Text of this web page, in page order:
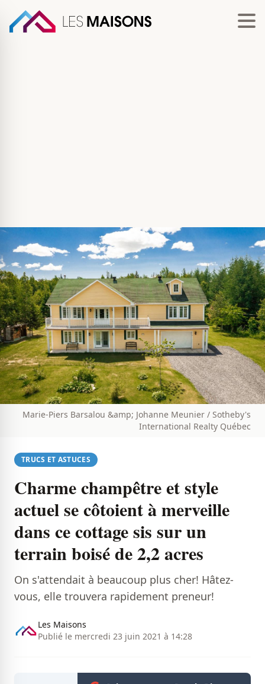
Marie-Piers Barsalou &amp; Johanne Meunier / Sotheby's
International Realty Québec
TRUCS ET ASTUCES
Charme champêtre et style
actuel se côtoient à merveille
dans ce cottage sis sur un
terrain boisé de 2,2 acres
On s'attendait à beaucoup plus cher! Hâtez-
vous, elle trouvera rapidement preneur!
Les Maisons
Publié le mercredi 23 juin 2021 à 14:28